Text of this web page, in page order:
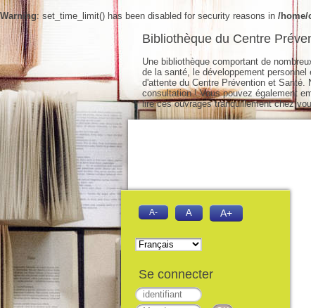
Warning: set_time_limit() has been disabled for security reasons in /home/
Bibliothèque du Centre
Une bibliothèque comportant de
de la santé, le développement
d'attente du Centre Prévention et
consultation ! Vous pouvez également
lire ces ouvrages tranquillement chez
A- A A+
Se connecter